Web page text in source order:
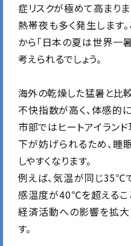
症リスクが極めて高まり
熱帯夜も多く発生します
から「日本の夏は世界一
考えられるでしょう。
海外の乾燥した猛暑と比
不快指数が高く、体感的
市部ではヒートアイラン
下が妨げられるため、睡
しやすくなります。
例えば、気温が同じ35℃
感温度が40℃を超えるこ
経済活動への影響を拡大
す。